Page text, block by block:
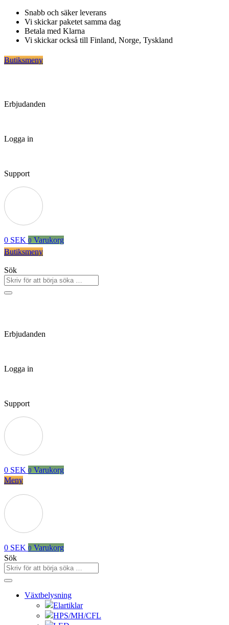
Hoppa
innehåll
Snabb och säker leverans
Vi skickar paketet samma dag
Betala med Klarna
Vi skickar också till Finland, Norge, Tyskland
Butiksmeny
Erbjudanden
Logga in
Support
0 SEK 0 Varukorg
Butiksmeny
Sök
Erbjudanden
Logga in
Support
0 SEK 0 Varukorg
Meny
0 SEK 0 Varukorg
Sök
Växtbelysning
Elartiklar
HPS/MH/CFL